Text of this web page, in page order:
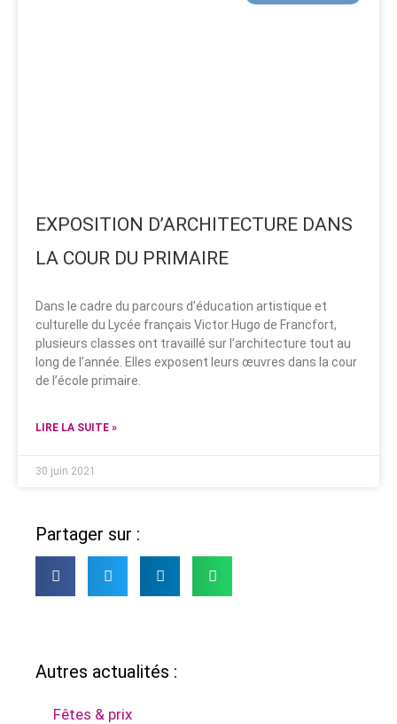
EXPOSITION D’ARCHITECTURE DANS
LA COUR DU PRIMAIRE
Dans le cadre du parcours d’éducation artistique et
culturelle du Lycée français Victor Hugo de Francfort,
plusieurs classes ont travaillé sur l’architecture tout au
long de l’année. Elles exposent leurs œuvres dans la cour
de l’école primaire.
LIRE LA SUITE »
30 juin 2021
Partager sur :
Autres actualités :
Fêtes & prix